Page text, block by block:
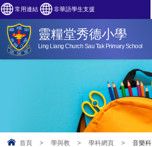
常用連結 非華語學生支援
靈糧堂秀德小學
Ling Liang Church Sau Tak Primary School
首頁 > 學與教 > 學科網頁 > 音樂科